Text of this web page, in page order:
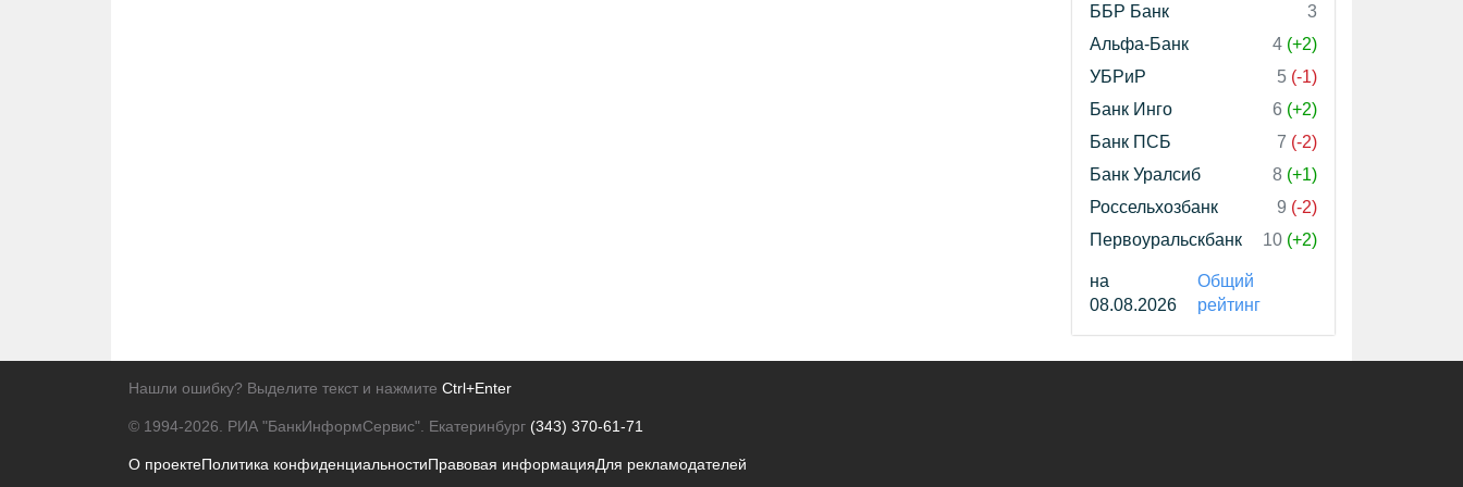
ББР Банк
3
Альфа-Банк
4 (+2)
УБРиР
5 (-1)
Банк Инго
6 (+2)
Банк ПСБ
7 (-2)
Банк Уралсиб
8 (+1)
Россельхозбанк
9 (-2)
Первоуральскбанк
10 (+2)
на
08.08.2026
Общий
рейтинг
Нашли ошибку? Выделите текст и нажмите Ctrl+Enter
© 1994-2026. РИА "БанкИнформСервис". Екатеринбург (343) 370-61-71
О проектеПолитика конфиденциальностиПравовая информацияДля рекламодателей